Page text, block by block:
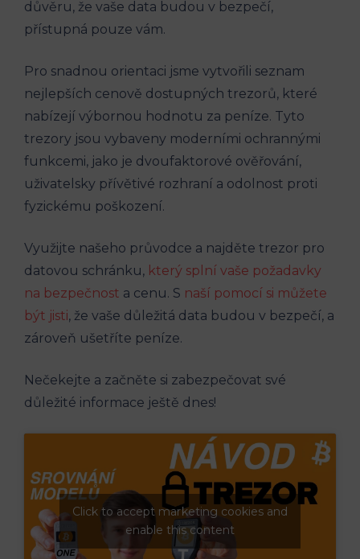
důvěru, že vaše data budou v bezpečí,
přístupná pouze vám.
Pro snadnou orientaci jsme vytvořili seznam
nejlepších cenově dostupných trezorů, které
nabízejí výbornou hodnotu za peníze. Tyto
trezory jsou vybaveny moderními ochrannými
funkcemi, jako je dvoufaktorové ověřování,
uživatelsky přívětivé rozhraní a odolnost proti
fyzickému poškození.
Využijte našeho průvodce a najděte trezor pro
datovou schránku, který splní vaše požadavky
na bezpečnost a cenu. S naší pomocí si můžete
být jisti, že vaše důležitá data budou v bezpečí, a
zároveň ušetříte peníze.
Nečekejte a začněte si zabezpečovat své
důležité informace ještě dnes!
Click to accept marketing cookies and
enable this content